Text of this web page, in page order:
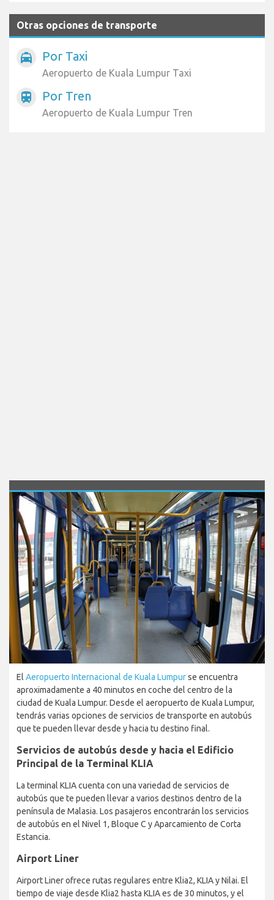
Otras opciones de transporte
local_taxi Por Taxi
Aeropuerto de Kuala Lumpur Taxi
train Por Tren
Aeropuerto de Kuala Lumpur Tren
El Aeropuerto Internacional de Kuala Lumpurse encuentra
aproximadamente a 40 minutos en coche del centro de la
ciudad de Kuala Lumpur. Desde el aeropuerto de Kuala Lumpur,
tendrás varias opciones de servicios de transporte en autobús
que te pueden llevar desde y hacia tu destino final.
Servicios de autobús desde y hacia el Edificio
Principal de la Terminal KLIA
La terminal KLIA cuenta con una variedad de servicios de
autobús que te pueden llevar a varios destinos dentro de la
península de Malasia. Los pasajeros encontrarán los servicios
de autobús en el Nivel 1, Bloque C y Aparcamiento de Corta
Estancia.
Airport Liner
Airport Liner ofrece rutas regulares entre Klia2, KLIA y Nilai. El
tiempo de viaje desde Klia2 hasta KLIA es de 30 minutos, y el